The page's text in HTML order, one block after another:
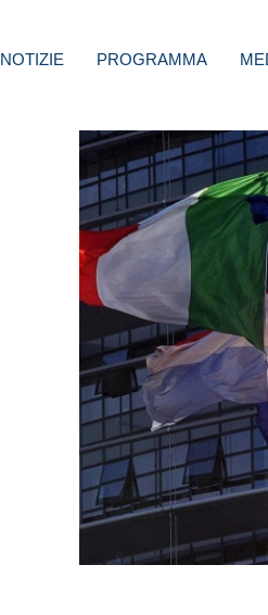
NOTIZIE PROGRAMMA